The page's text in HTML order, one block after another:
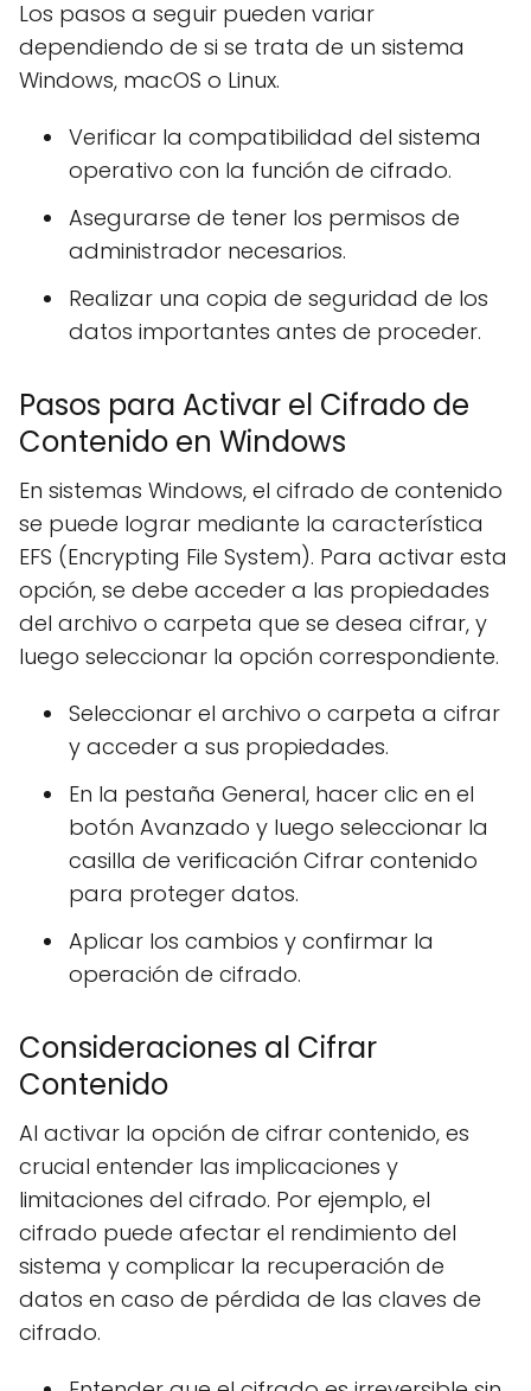
Los pasos a seguir pueden variar
dependiendo de si se trata de un sistema
Windows, macOS o Linux.
Verificar la compatibilidad del sistema
operativo con la función de cifrado.
Asegurarse de tener los permisos de
administrador necesarios.
Realizar una copia de seguridad de los
datos importantes antes de proceder.
Pasos para Activar el Cifrado de
Contenido en Windows
En sistemas Windows, el cifrado de contenido
se puede lograr mediante la característica
EFS (Encrypting File System). Para activar esta
opción, se debe acceder a las propiedades
del archivo o carpeta que se desea cifrar, y
luego seleccionar la opción correspondiente.
Seleccionar el archivo o carpeta a cifrar
y acceder a sus propiedades.
En la pestaña General, hacer clic en el
botón Avanzado y luego seleccionar la
casilla de verificación Cifrar contenido
para proteger datos.
Aplicar los cambios y confirmar la
operación de cifrado.
Consideraciones al Cifrar
Contenido
Al activar la opción de cifrar contenido, es
crucial entender las implicaciones y
limitaciones del cifrado. Por ejemplo, el
cifrado puede afectar el rendimiento del
sistema y complicar la recuperación de
datos en caso de pérdida de las claves de
cifrado.